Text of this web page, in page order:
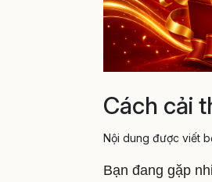
Cách cải
Nội dung được viết
Bạn đang gặp